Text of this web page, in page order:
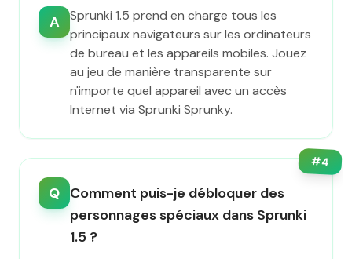
A
Sprunki 1.5 prend en charge tous les
principaux navigateurs sur les ordinateurs
de bureau et les appareils mobiles. Jouez
au jeu de manière transparente sur
n'importe quel appareil avec un accès
Internet via Sprunki Sprunky.
#4
Q Comment puis-je débloquer des
personnages spéciaux dans Sprunki
1.5 ?